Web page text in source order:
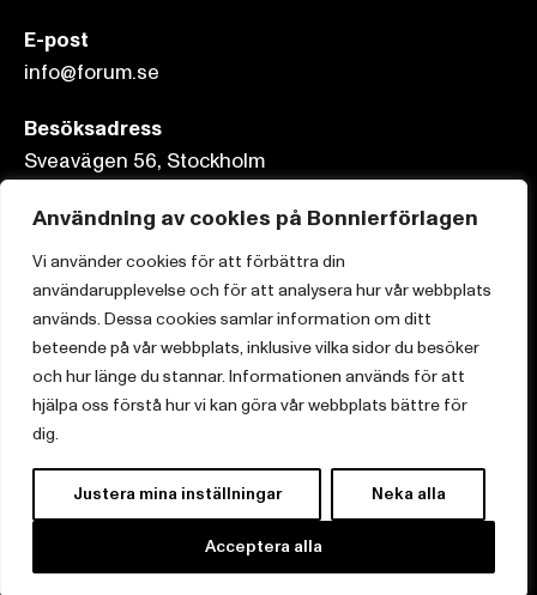
Användning av cookies på Bonnierförlagen
Vi använder cookies för att förbättra din
användarupplevelse och för att analysera hur vår webbplats
används. Dessa cookies samlar information om ditt
beteende på vår webbplats, inklusive vilka sidor du besöker
och hur länge du stannar. Informationen används för att
hjälpa oss förstå hur vi kan göra vår webbplats bättre för
dig.
Justera mina inställningar Neka alla
Acceptera alla
E-post
info@forum.se
Besöksadress
Sveavägen 56, Stockholm
Postadress
Box 3159, 103 63 Stockholm
Om Bonnierförlagen
Cookies
Integritetspolicy